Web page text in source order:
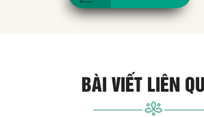
BÀI VIẾT LIÊN